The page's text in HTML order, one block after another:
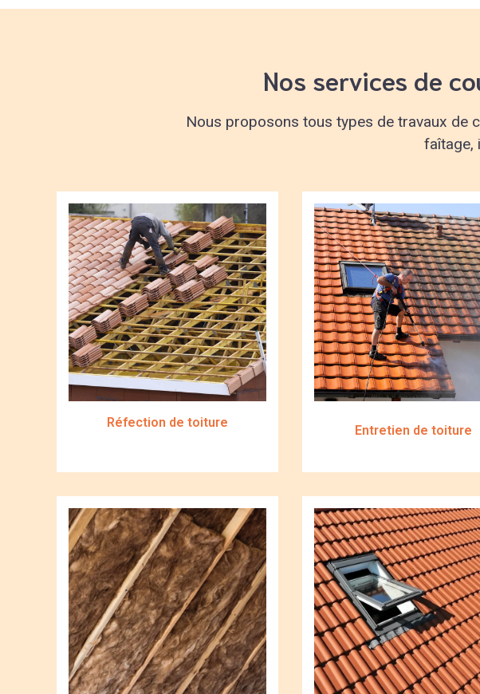
Nos services de
Nous proposons tous types de travaux de
faîtage,
Réfection de toiture
Entretien de toiture